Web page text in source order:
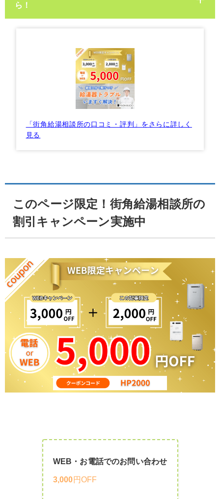
ら！
「街角給湯相談所の口コミ・評判」をさらに詳しく
見る
このページ限定！街角給湯相談所の
割引キャンペーン実施中
WEB・お電話でのお問い合わせ
3,000 円OFF